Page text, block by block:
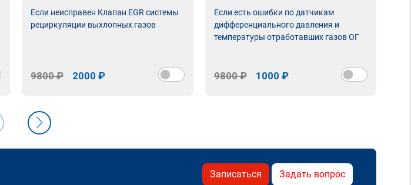
Если неисправен Клапан EGR системы
рециркуляции выхлопных газов
9800 ₽ 2000 ₽
Если есть ошибки по датчикам
дифференциального давления и
температуры отработавших газов ОГ
9800 ₽ 1000 ₽
Записаться Задать вопрос